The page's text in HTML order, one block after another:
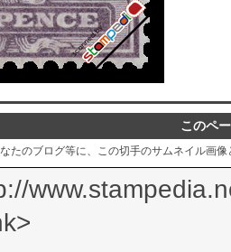
このペ
たのブログ等に、この切手のサムネイル画